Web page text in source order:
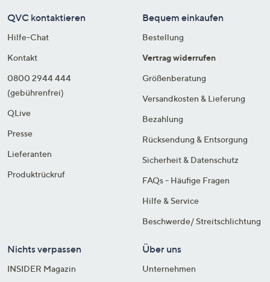
QVC kontaktieren
Hilfe-Chat
Kontakt
0800 2944 444
(gebührenfrei)
QLive
Presse
Lieferanten
Produktrückruf
Bequem einkaufen
Bestellung
Vertrag widerrufen
Größenberatung
Versandkosten & Lieferung
Bezahlung
Rücksendung & Entsorgung
Sicherheit & Datenschutz
FAQs - Häufige Fragen
Hilfe & Service
Beschwerde/ Streitschlichtung
Nichts verpassen
INSIDER Magazin
Über uns
Unternehmen